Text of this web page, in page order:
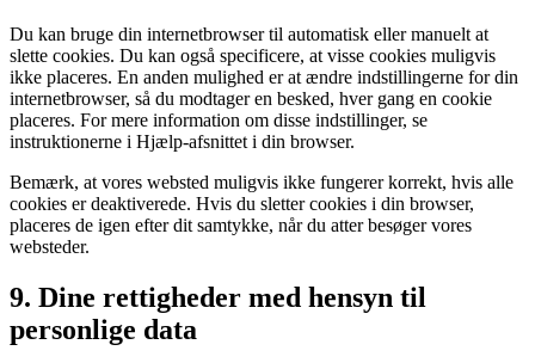
Du kan bruge din internetbrowser til automatisk eller manuelt at
slette cookies. Du kan også specificere, at visse cookies muligvis
ikke placeres. En anden mulighed er at ændre indstillingerne for din
internetbrowser, så du modtager en besked, hver gang en cookie
placeres. For mere information om disse indstillinger, se
instruktionerne i Hjælp-afsnittet i din browser.
Bemærk, at vores websted muligvis ikke fungerer korrekt, hvis alle
cookies er deaktiverede. Hvis du sletter cookies i din browser,
placeres de igen efter dit samtykke, når du atter besøger vores
websteder.
9. Dine rettigheder med hensyn til
personlige data